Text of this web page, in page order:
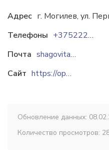
Адрес г. Могилев, ул.
Телефоны
+37522260-57-41
Почта
shagovita@shagovita.by
Сайт
https://opt.shagovita.by
Обновление данных:
Количество просмотров: